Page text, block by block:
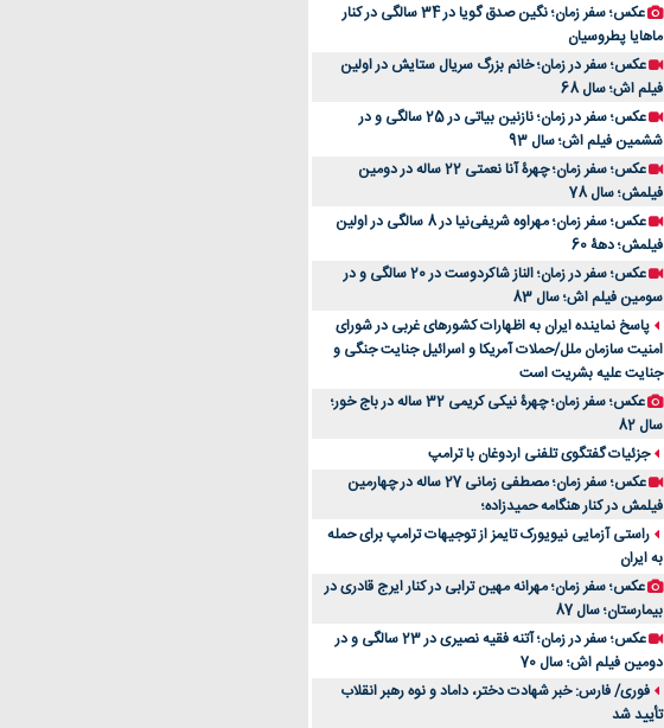
عکس؛ سفر زمان؛ نگین صدق گویا در 34 سالگی در کنار
ماهایا پطروسیان
عکس؛ سفر در زمان؛ خانم بزرگ سریال ستایش در اولین
فیلم اش؛ سال 68
عکس؛ سفر در زمان؛ نازنین بیاتی در 25 سالگی و در
ششمین فیلم اش؛ سال 93
عکس؛ سفر زمان؛ چهرۀ آنا نعمتی 22 ساله در دومین
فیلمش؛ سال 78
عکس؛ سفر زمان؛ مهراوه شریفی‌نیا در 8 سالگی در اولین
فیلمش؛ دهۀ 60
عکس؛ سفر در زمان؛ الناز شاکردوست در 20 سالگی و در
سومین فیلم اش؛ سال 83
پاسخ نماینده ایران به اظهارات کشورهای غربی در شورای
امنیت سازمان ملل/حملات آمریکا و اسرائیل جنایت جنگی و
جنایت علیه بشریت است
عکس؛ سفر زمان؛ چهرۀ نیکی کریمی 32 ساله در باج خور؛
سال 82
جزئیات گفتگوی تلفنی اردوغان با ترامپ
عکس؛ سفر زمان؛ مصطفی زمانی 27 ساله در چهارمین
فیلمش در کنار هنگامه حمیدزاده؛
راستی آزمایی نیویورک تایمز از توجیهات ترامپ برای حمله
به ایران
عکس؛ سفر زمان؛ مهرانه مهین ترابی در کنار ایرج قادری در
بیمارستان؛ سال 87
عکس؛ سفر در زمان؛ آتنه فقیه نصیری در 23 سالگی و در
دومین فیلم اش؛ سال 70
فوری/ فارس: خبر شهادت دختر، داماد و نوه رهبر انقلاب
تأیید شد